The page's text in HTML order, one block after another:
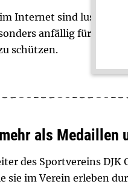
Internet sind lustig,
anfällig für diese
schützen.
als Medaillen
des Sportvereins
sie im Verein erleben